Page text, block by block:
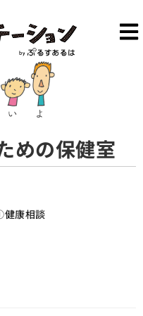
めの保健室
康相談